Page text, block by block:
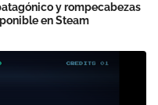
y rompecabezas
en Steam